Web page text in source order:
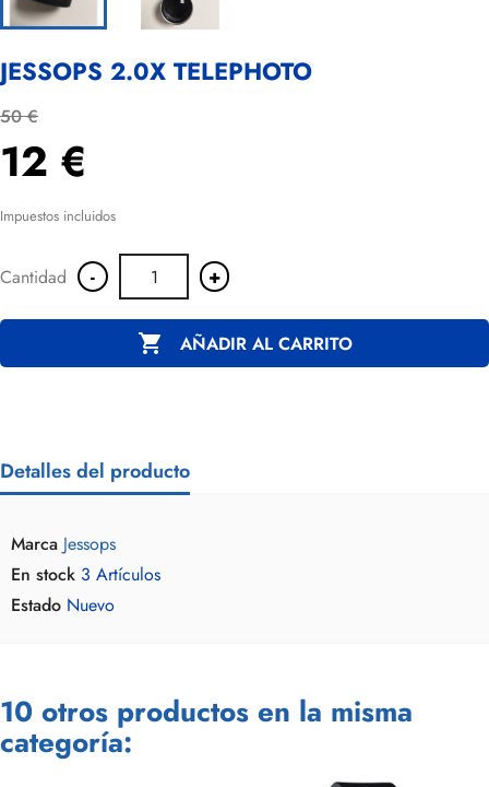
JESSOPS 2.0X TELEPHOTO
50 €
12 €
Impuestos incluidos
Cantidad - +
 AÑADIR AL CARRITO
Detalles del producto
Marca Jessops
En stock 3 Artículos
Estado Nuevo
10 otros productos en la misma
categoría: